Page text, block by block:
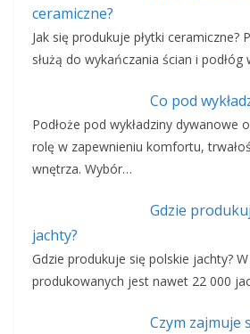
ceramiczne?
Jak się produkuje płytki ceramiczne?
służą do wykańczania ścian i
Co pod
Podłoże pod wykładziny dywanowe
rolę w zapewnieniu komfortu,
wnętrza. Wybór…
Gdzie
jachty?
Gdzie produkuje się polskie jachty?
produkowanych jest nawet 22 000
Czym zajmuje